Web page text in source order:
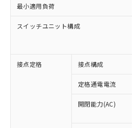
最小適用負荷
スイッチユニット構成
接点定格 接点構成
定格通電電流
開閉能力(AC)
※1 対応状況
対応済み：EU RoHS指
非含有に対応した製品が
対応予定：EU RoHS指令